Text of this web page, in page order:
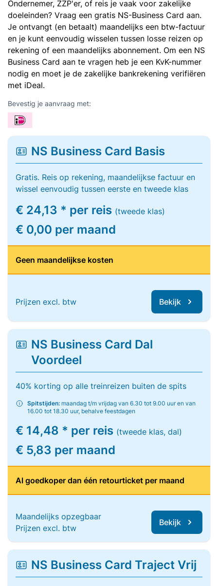
Ondernemer, ZZP'er, of reis je vaak voor zakelijke
doeleinden? Vraag een gratis NS-Business Card aan.
Je ontvangt (en betaalt) maandelijks een btw-factuur
en je kunt eenvoudig wisselen tussen losse reizen op
rekening of een maandelijks abonnement. Om een NS
Business Card aan te vragen heb je een KvK-nummer
nodig en moet je de zakelijke bankrekening verifiëren
met iDeal.
Bevestig je aanvraag met:
NS Business Card Basis
Gratis. Reis op rekening, maandelijkse factuur en
wissel eenvoudig tussen eerste en tweede klas
€ 24,13 * per reis (tweede klas)
€ 0,00 per maand
Geen maandelijkse kosten
Prijzen excl. btw Bekijk
NS Business Card Dal
Voordeel
40% korting op alle treinreizen buiten de spits
Spitstijden: maandag t/m vrijdag van 6.30 tot 9.00 uur en van
16.00 tot 18.30 uur, behalve feestdagen
€ 14,48 * per reis (tweede klas, dal)
€ 5,83 per maand
Al goedkoper dan één retourticket per maand
Maandelijks opzegbaar
Prijzen excl. btw
Bekijk
NS Business Card Traject Vrij